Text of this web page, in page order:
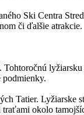
Ski Centra
či ďalšie atrakcie.
podmienky.
Tatier.
okolo